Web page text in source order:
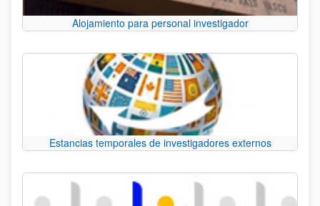
Alojamiento para personal investigador
Estancias temporales de investigadores externos